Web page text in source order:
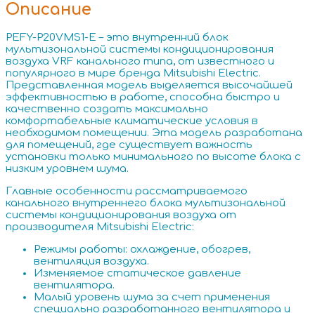
Описание
PEFY-P20VMS1-E – это внутренний блок
мультизональной системы кондиционирования
воздуха VRF канального типа, от известного и
популярного в мире бренда Mitsubishi Electric.
Представленная модель выделяется высочайшей
эффективностью в работе, способна быстро и
качественно создать максимально
комфортабельные климатические условия в
необходимом помещении. Эта модель разработана
для помещений, где существует важность
установки только минимального по высоте блока с
низким уровнем шума.
Главные особенности рассматриваемого
канального внутреннего блока мультизональной
системы кондиционирования воздуха от
производителя Mitsubishi Electric:
Режимы работы: охлаждение, обогрев,
вентиляция воздуха.
Изменяемое статическое давление
вентилятора.
Малый уровень шума за счет применения
специально разработанного вентилятора и